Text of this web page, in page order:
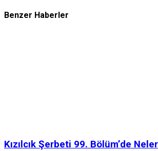
Benzer Haberler
Kızılcık Şerbeti 99. Bölüm’de